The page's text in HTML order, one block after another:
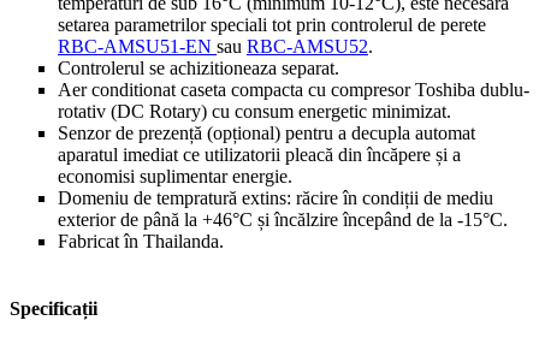
setarea parametrilor speciali tot prin controlerul de perete
RBC-AMSU51-EN sau RBC-AMSU52.
Controlerul se achizitioneaza separat.
Aer conditionat caseta compacta cu compresor Toshiba dublu-
rotativ (DC Rotary) cu consum energetic minimizat.
Senzor de prezență (opțional) pentru a decupla automat
aparatul imediat ce utilizatorii pleacă din încăpere și a
economisi suplimentar energie.
Domeniu de tempratură extins: răcire în condiții de mediu
exterior de până la +46°C și încălzire începând de la -15°C.
Fabricat în Thailanda.
Specificații